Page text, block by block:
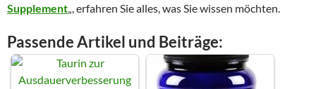
Supplement„, erfahren Sie alles, was Sie wissen möchten.
Passende Artikel und Beiträge: